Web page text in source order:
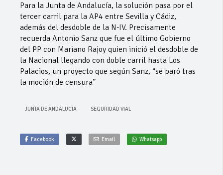
Para la Junta de Andalucía, la solución pasa por el
tercer carril para la AP4 entre Sevilla y Cádiz,
además del desdoble de la N-IV. Precisamente
recuerda Antonio Sanz que fue el último Gobierno
del PP con Mariano Rajoy quien inició el desdoble de
la Nacional llegando con doble carril hasta Los
Palacios, un proyecto que según Sanz, “se paró tras
la moción de censura”
JUNTA DE ANDALUCÍA SEGURIDAD VIAL
Facebook Email Whatsapp